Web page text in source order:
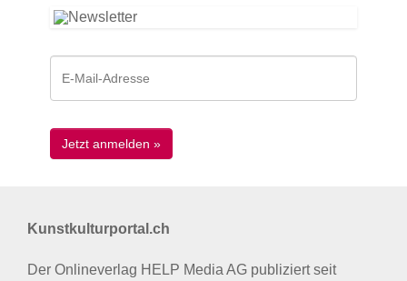
Kunstkulturportal.ch
Der Onlineverlag HELP Media AG publiziert seit